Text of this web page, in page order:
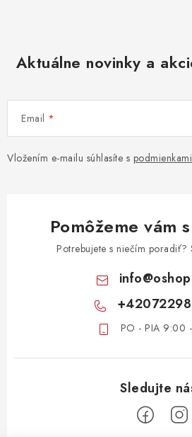
Aktuálne novinky a
Email
Vložením e-mailu súhlasíte s
Pomôžeme vám
Potrebujete s niečím poradiť?
info@
PO - PIA 9:00